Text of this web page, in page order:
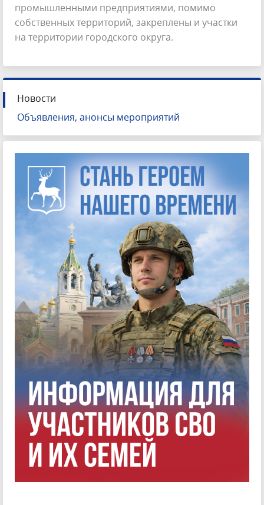
промышленными предприятиями, помимо
собственных территорий, закреплены и участки
на территории городского округа.
Новости
Объявления, анонсы мероприятий